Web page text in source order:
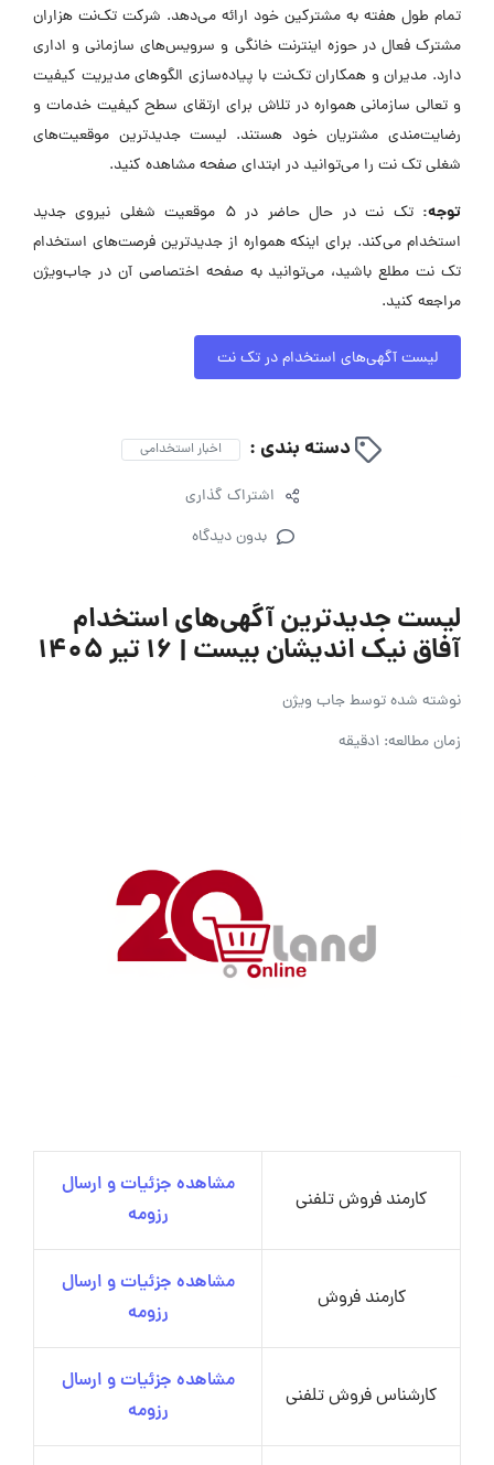
تمام طول هفته به مشترکین خود ارائه می‌دهد. شرکت تک‌نت هزاران
مشترک فعال در حوزه اینترنت خانگی و سرویس‌های سازمانی و اداری
دارد. مدیران و همکاران تک‌نت با پیاده‌سازی الگوهای مدیریت کیفیت
و تعالی سازمانی همواره در تلاش برای ارتقای سطح کیفیت خدمات و
رضایت‌مندی مشتریان خود هستند. لیست جدیدترین موقعیت‌های
شغلی تک نت را می‌توانید در ابتدای صفحه مشاهده کنید.
توجه:
تک نت در حال حاضر در ۵ موقعیت شغلی نیروی جدید
استخدام می‌کند. برای اینکه همواره از جدیدترین فرصت‌های استخدام
تک نت مطلع باشید، می‌توانید به صفحه اختصاصی آن در جاب‌ویژن
مراجعه کنید.
لیست آگهی‌های استخدام در تک نت
دسته بندی : اخبار استخدامی
اشتراک گذاری
بدون دیدگاه
لیست جدیدترین آگهی‌های استخدام
آفاق نیک اندیشان بیست | ۱۶ تیر ۱۴۰۵
نوشته شده توسطجاب ویژن
زمان مطالعه: 1دقیقه
کارمند فروش تلفنی
مشاهده جزئیات و ارسال
رزومه
کارمند فروش
مشاهده جزئیات و ارسال
رزومه
کارشناس فروش تلفنی
مشاهده جزئیات و ارسال
رزومه